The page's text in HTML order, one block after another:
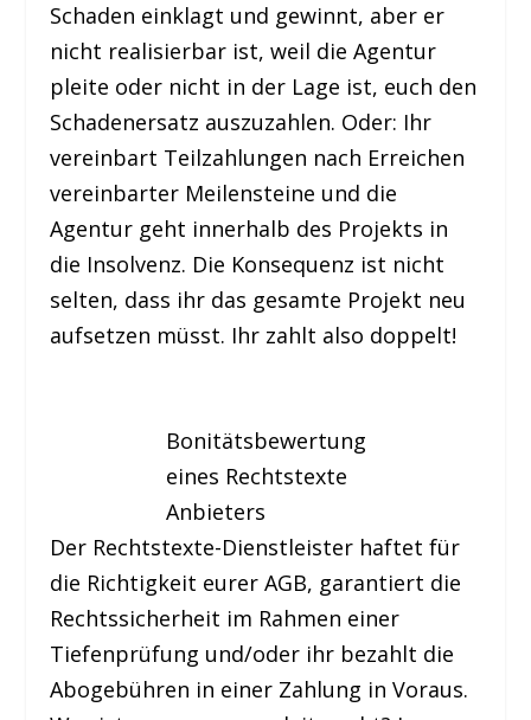
Schaden einklagt und gewinnt, aber er
nicht realisierbar ist, weil die Agentur
pleite oder nicht in der Lage ist, euch den
Schadenersatz auszuzahlen. Oder: Ihr
vereinbart Teilzahlungen nach Erreichen
vereinbarter Meilensteine und die
Agentur geht innerhalb des Projekts in
die Insolvenz. Die Konsequenz ist nicht
selten, dass ihr das gesamte Projekt neu
aufsetzen müsst. Ihr zahlt also doppelt!
Bonitätsbewertung
eines Rechtstexte
Anbieters
Der Rechtstexte-Dienstleister haftet für
die Richtigkeit eurer AGB, garantiert die
Rechtssicherheit im Rahmen einer
Tiefenprüfung und/oder ihr bezahlt die
Abogebühren in einer Zahlung in Voraus.